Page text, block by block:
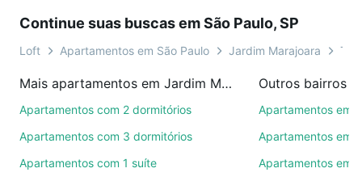
videochamada, é grátis, sem compromisso e você
ainda conta com mais de 46 mil corretores e
de imóveis.
Como escolher um imóvel?
ruas, bairros e até condomínios favoritos. Você
Continue suas buscas em São Paulo, SP
Loft Apartamentos em São Paulo Jardim Marajoara
Mais apartamentos em Jardim Marajoara
Apartamentos com 2 dormitórios
Apartamentos com 3 dormitórios
Apartamentos com 1 suíte
Outros bairros
Apartamentos em
Apartamentos em
Apartamentos em